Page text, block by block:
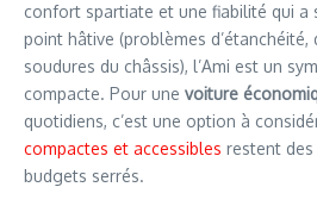
confort spartiate et une fiabilité qui a
point hâtive (problèmes d’étanchéité,
soudures du châssis), l’Ami est un
compacte. Pour une voiture
quotidiens, c’est une option à
compactes et accessibles restent
budgets serrés.